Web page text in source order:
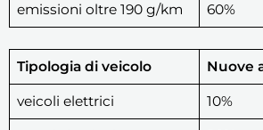
emissioni oltre 190 g/km 60%
Tipologia di veicolo Nuove
veicoli elettrici 10%